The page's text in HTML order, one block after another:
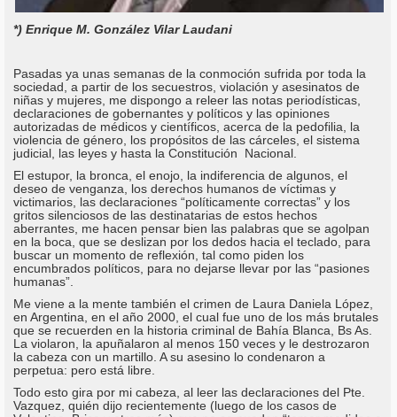
*) Enrique M. González Vilar Laudani
Pasadas ya unas semanas de la conmoción sufrida por toda la
sociedad, a partir de los secuestros, violación y asesinatos de
niñas y mujeres, me dispongo a releer las notas periodísticas,
declaraciones de gobernantes y políticos y las opiniones
autorizadas de médicos y científicos, acerca de la pedofilia, la
violencia de género, los propósitos de las cárceles, el sistema
judicial, las leyes y hasta la Constitución Nacional.
El estupor, la bronca, el enojo, la indiferencia de algunos, el
deseo de venganza, los derechos humanos de víctimas y
victimarios, las declaraciones “políticamente correctas” y los
gritos silenciosos de las destinatarias de estos hechos
aberrantes, me hacen pensar bien las palabras que se agolpan
en la boca, que se deslizan por los dedos hacia el teclado, para
buscar un momento de reflexión, tal como piden los
encumbrados políticos, para no dejarse llevar por las “pasiones
humanas”.
Me viene a la mente también el crimen de Laura Daniela López,
en Argentina, en el año 2000, el cual fue uno de los más brutales
que se recuerden en la historia criminal de Bahía Blanca, Bs As.
La violaron, la apuñalaron al menos 150 veces y le destrozaron
la cabeza con un martillo. A su asesino lo condenaron a
perpetua: pero está libre.
Todo esto gira por mi cabeza, al leer las declaraciones del Pte.
Vazquez, quién dijo recientemente (luego de los casos de